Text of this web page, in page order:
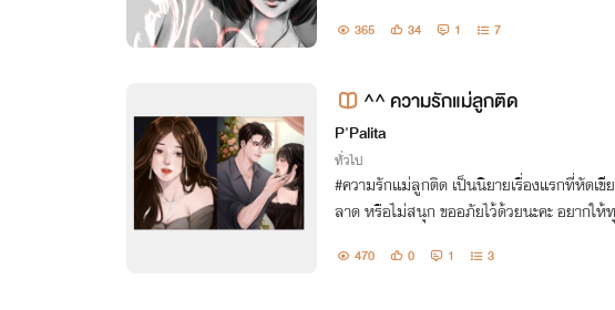
365 34 1 7
^^ ความรักแม่ลูกติด
P'Palita
ทั่วไป
#ความรักแม่ลูกติด เป็นนิยายเรื่องแรกที่หัดเขียน อาจจะใช้คำผิดพ
ลาด หรือไม่สนุก ขออภัยไว้ด้วยนะคะ อยากให้ทุกคน ได้ลองอ่าน ข
470 0 1 3